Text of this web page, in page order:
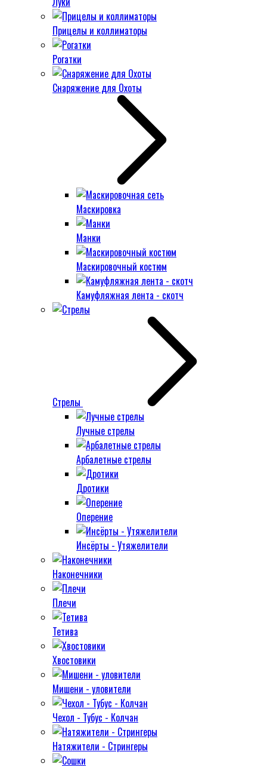
Прицелы и коллиматоры
Рогатки
Снаряжение для Охоты
Маскировка
Манки
Маскировочный костюм
Камуфляжная лента - скотч
Стрелы
Лучные стрелы
Арбалетные стрелы
Дротики
Оперение
Инсёрты - Утяжелители
Наконечники
Плечи
Тетива
Хвостовики
Мишени - уловители
Чехол - Тубус - Колчан
Натяжители - Стрингеры